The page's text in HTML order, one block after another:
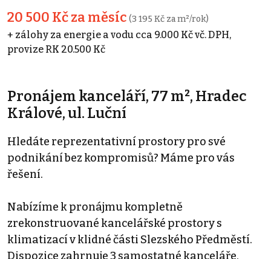
20 500 Kč za měsíc (3 195 Kč za m²/rok)
+ zálohy za energie a vodu cca 9.000 Kč vč. DPH,
provize RK 20.500 Kč
Pronájem kanceláří, 77 m², Hradec
Králové, ul. Luční
Hledáte reprezentativní prostory pro své
podnikání bez kompromisů? Máme pro vás
řešení.
Nabízíme k pronájmu kompletně
zrekonstruované kancelářské prostory s
klimatizací v klidné části Slezského Předměstí.
Dispozice zahrnuje 3 samostatné kanceláře,